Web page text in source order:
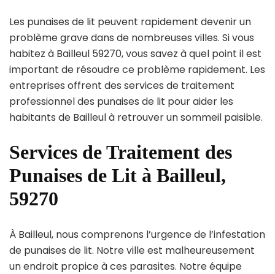
Les punaises de lit peuvent rapidement devenir un
problème grave dans de nombreuses villes. Si vous
habitez à Bailleul 59270, vous savez à quel point il est
important de résoudre ce problème rapidement. Les
entreprises offrent des services de traitement
professionnel des punaises de lit pour aider les
habitants de Bailleul à retrouver un sommeil paisible.
Services de Traitement des
Punaises de Lit à Bailleul,
59270
À Bailleul, nous comprenons l’urgence de l’infestation
de punaises de lit. Notre ville est malheureusement
un endroit propice à ces parasites. Notre équipe